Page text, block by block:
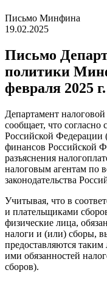
Письмо Минфина
19.02.2025
Письмо
политики
февраля 2025
Департамент
сообщает, что согласно
Российской
финансов Российской
разъяснения
налоговым агентам по
законодательства
Учитывая, что в
и плательщиками
физические лица,
налоги и (или) сборы,
предоставляются
ими обязанностей
сборов).